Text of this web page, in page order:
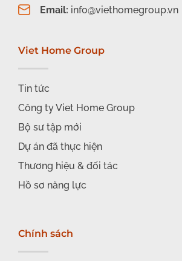
Email: info@viethomegroup.vn
Viet Home Group
Tin tức
Công ty Viet Home Group
Bộ sư tập mới
Dự án đã thực hiện
Thương hiệu & đối tác
Hồ sơ năng lực
Chính sách